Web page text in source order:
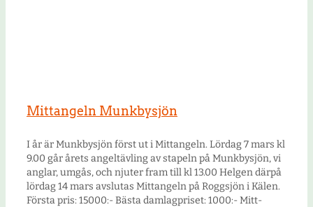
Mittangeln Munkbysjön
I år är Munkbysjön först ut i Mittangeln. Lördag 7 mars kl
9.00 går årets angeltävling av stapeln på Munkbysjön, vi
anglar, umgås, och njuter fram till kl 13.00 Helgen därpå
lördag 14 mars avslutas Mittangeln på Roggsjön i Kälen.
Första pris: 15000:- Bästa damlagpriset: 1000:- Mitt-